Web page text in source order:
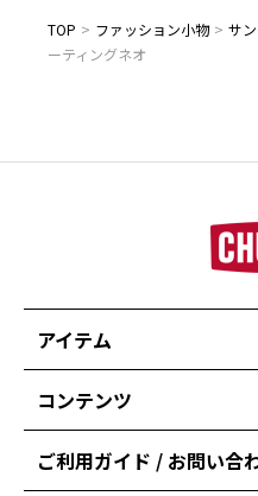
TOP > ファッション小物 > サ
ーティングネオ
アイテム
コンテンツ
ご利用ガイド / お問い合